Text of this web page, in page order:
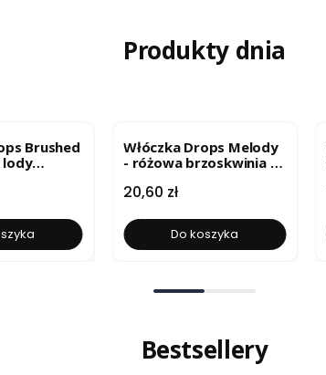
Produkty dnia
Brushed
lody
Włóczka Drops Melody
- różowa brzoskwinia /
Cena
20,60 zł
Do koszyka
Bestsellery